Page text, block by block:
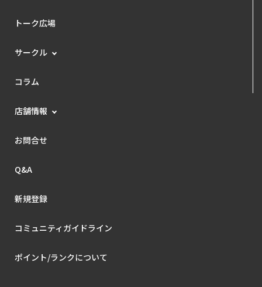
トーク広場
サークル
コラム
店舗情報
お問合せ
Q&A
新規登録
コミュニティガイドライン
ポイント/ランクについて